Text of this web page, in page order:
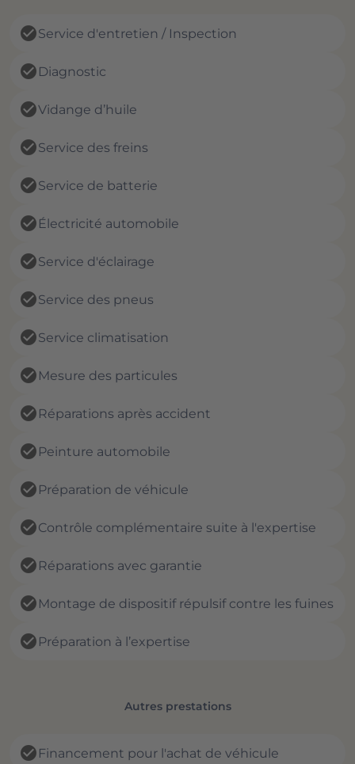
check_circleService d'entretien / Inspection
check_circle Diagnostic
check_circleVidange d’huile
check_circleService des freins
check_circleService de batterie
check_circle Électricité automobile
check_circleService d'éclairage
check_circleService des pneus
check_circleService climatisation
check_circle Mesure des particules
check_circle Réparations après accident
check_circle Peinture automobile
check_circle Préparation de véhicule
check_circleContrôle complémentaire suite à l'expertise
check_circle Réparations avec garantie
check_circle Montage de dispositif répulsif contre les fuines
check_circle Préparation à l’expertise
Autres prestations
check_circle Financement pour l'achat de véhicule